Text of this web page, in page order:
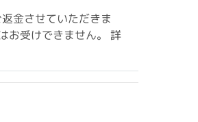
金させていただきま
お受けできません。 詳